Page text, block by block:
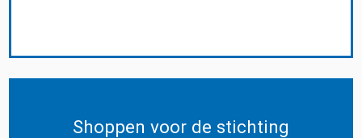
Shoppen voor de stichting